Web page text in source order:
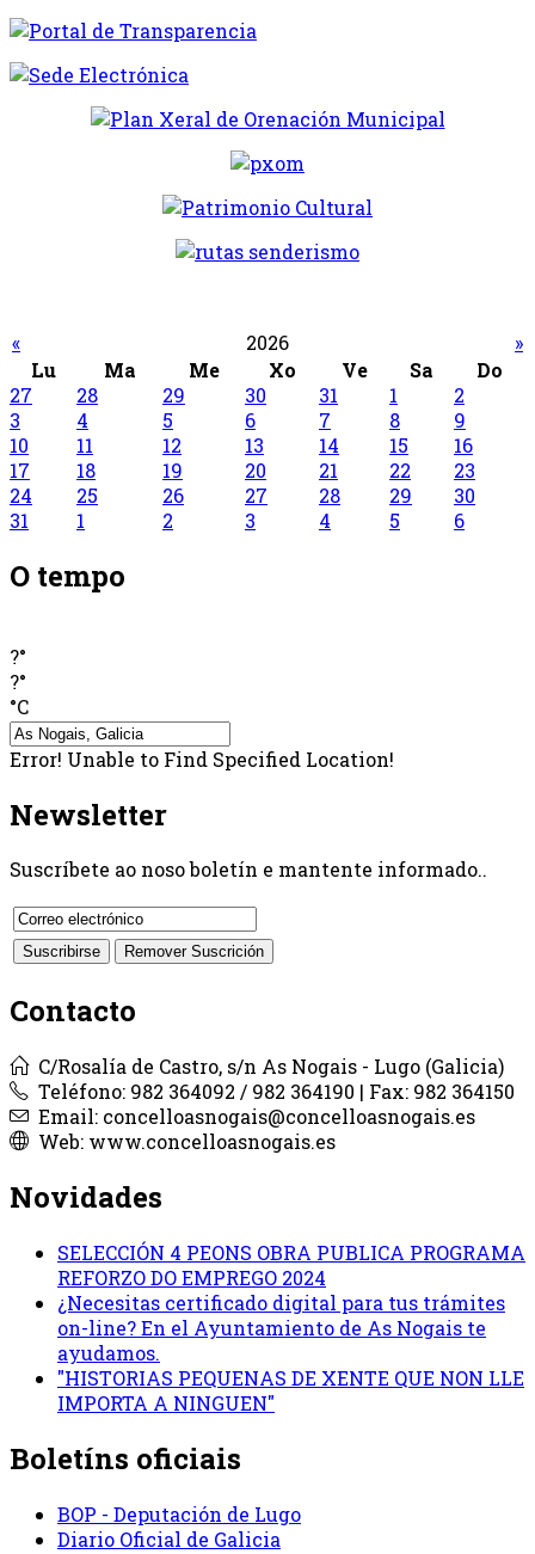
« 2026
»
Lu
Ma Me Xo Ve Sa
Do
27
28 29 30 31 1
2
3
4 5 6 7 8
9
10
11 12 13 14 15
16
17
18 19 20 21 22
23
24
25 26 27 28 29
30
31
1 2 3 4 5 6
O tempo
?°
?°
°C
Error! Unable to Find Specified Location!
Newsletter
Suscríbete ao noso boletín e mantente informado..
Contacto
C/Rosalía de Castro, s/n As Nogais - Lugo (Galicia)
Teléfono: 982 364092 / 982 364190 | Fax: 982 364150
Email: concelloasnogais@concelloasnogais.es
Web: www.concelloasnogais.es
Novidades
SELECCIÓN 4 PEONS OBRA PUBLICA PROGRAMA
REFORZO DO EMPREGO 2024
¿Necesitas certificado digital para tus trámites
on-line? En el Ayuntamiento de As Nogais te
ayudamos.
"HISTORIAS PEQUENAS DE XENTE QUE NON LLE
IMPORTA A NINGUEN"
Boletíns oficiais
BOP - Deputación de Lugo
Diario Oficial de Galicia